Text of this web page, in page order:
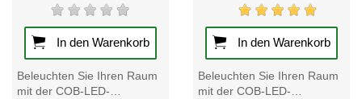
In den Warenkorb
Beleuchten Sie Ihren Raum
mit der COB-LED-
In den Warenkorb
Beleuchten Sie Ihren Raum
mit der COB-LED-